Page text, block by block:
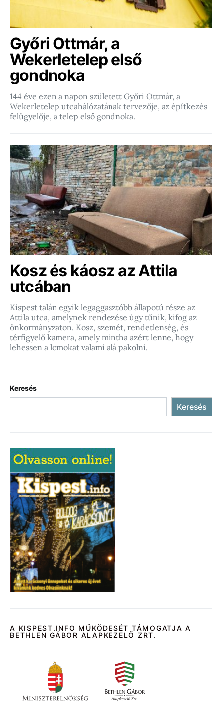
Győri Ottmár, a
Wekerletelep első
gondnoka
144 éve ezen a napon született Győri Ottmár, a
Wekerletelep utcahálózatának tervezője, az építkezés
felügyelője, a telep első gondnoka.
Kosz és káosz az Attila
utcában
Kispest talán egyik legaggasztóbb állapotú része az
Attila utca, amelynek rendezése úgy tűnik, kifog az
önkormányzaton. Kosz, szemét, rendetlenség, és
térfigyelő kamera, amely mintha azért lenne, hogy
lehessen a lomokat valami alá pakolni.
Keresés
Keresés
A KISPEST.INFO MŰKÖDÉSÉT TÁMOGATJA A
BETHLEN GÁBOR ALAPKEZELŐ ZRT.